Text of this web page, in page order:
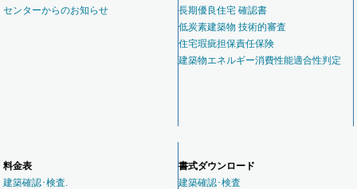
センターからのお知らせ
長期優良住宅 確認書
低炭素建築物 技術的審査
住宅瑕疵担保責任保険
建築物エネルギー消費性能適合性判定
料金表
建築確認･検査.
書式ダウンロード
建築確認･検査